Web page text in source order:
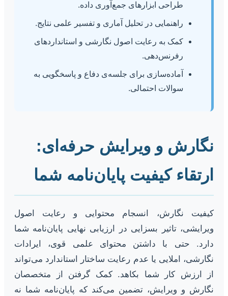
طراحی ابزارهای جمع‌آوری داده.
راهنمایی در تحلیل آماری و تفسیر علمی نتایج.
کمک به رعایت اصول نگارشی و استانداردهای
رفرنس‌دهی.
آماده‌سازی برای جلسه‌ی دفاع و پاسخگویی به
سوالات احتمالی.
نگارش و ویرایش حرفه‌ای:
ارتقاء کیفیت پایان‌نامه شما
کیفیت نگارش، انسجام محتوایی و رعایت اصول
ویرایشی، تاثیر بسزایی در ارزیابی نهایی پایان‌نامه شما
دارد. حتی با داشتن محتوای علمی قوی، ایرادات
نگارشی، املایی یا عدم رعایت ساختار استاندارد می‌تواند
از ارزش کار شما بکاهد. کمک گرفتن از متخصصان
نگارش و ویرایش، تضمین می‌کند که پایان‌نامه شما نه